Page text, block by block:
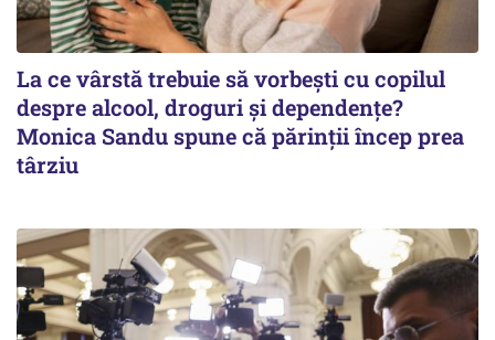
La ce vârstă trebuie să vorbești cu copilul
despre alcool, droguri și dependențe?
Monica Sandu spune că părinții încep prea
târziu